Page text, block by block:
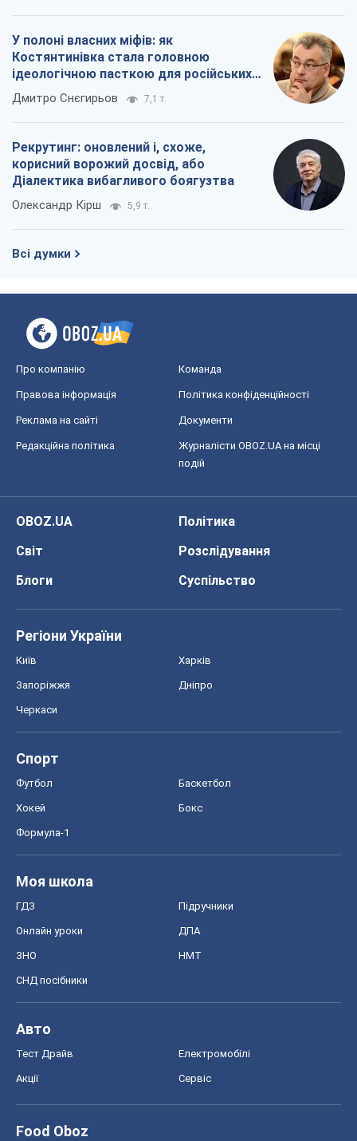
У полоні власних міфів: як
Костянтинівка стала головною
ідеологічною пасткою для російських
окупантів
Дмитро Снєгирьов 7,1 т.
Рекрутинг: оновлений і, схоже,
корисний ворожий досвід, або
Діалектика вибагливого боягузтва
Олександр Кірш 5,9 т.
Всі думки
Про компанію Команда
Правова інформація Політика конфіденційності
Реклама на сайті Документи
Редакційна політика
Журналісти OBOZ.UA на місці
подій
OBOZ.UA
Політика
Світ
Розслідування
Блоги
Суспільство
Регіони України
Київ Харків
Запоріжжя Дніпро
Черкаси
Спорт
Футбол Баскетбол
Хокей Бокс
Формула-1
Моя школа
ГДЗ Підручники
Онлайн уроки ДПА
ЗНО НМТ
СНД посібники
Авто
Тест Драйв Електромобілі
Акції Сервіс
Food Oboz